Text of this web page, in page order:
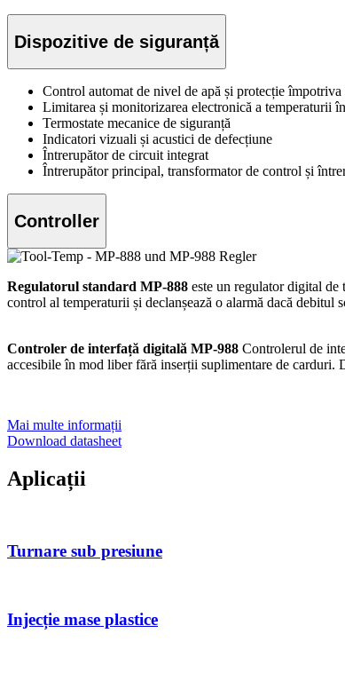
Dispozitive de siguranță
Control automat de nivel de apă și protecție
Limitarea și monitorizarea electronică a temperaturii
Termostate mecanice de siguranță
Indicatori vizuali și acustici de defecțiune
Întrerupător de circuit integrat
Întrerupător principal, transformator de control și
Controller
Regulatorul standard MP-888 este un regulator digital de
control al temperaturii și declanșează o alarmă dacă
Controler de interfață digitală MP-988 Controlerul de
accesibile în mod liber fără inserții suplimentare de carduri.
Mai multe informații
Download datasheet
Aplicații
Turnare sub presiune
Injecție mase plastice